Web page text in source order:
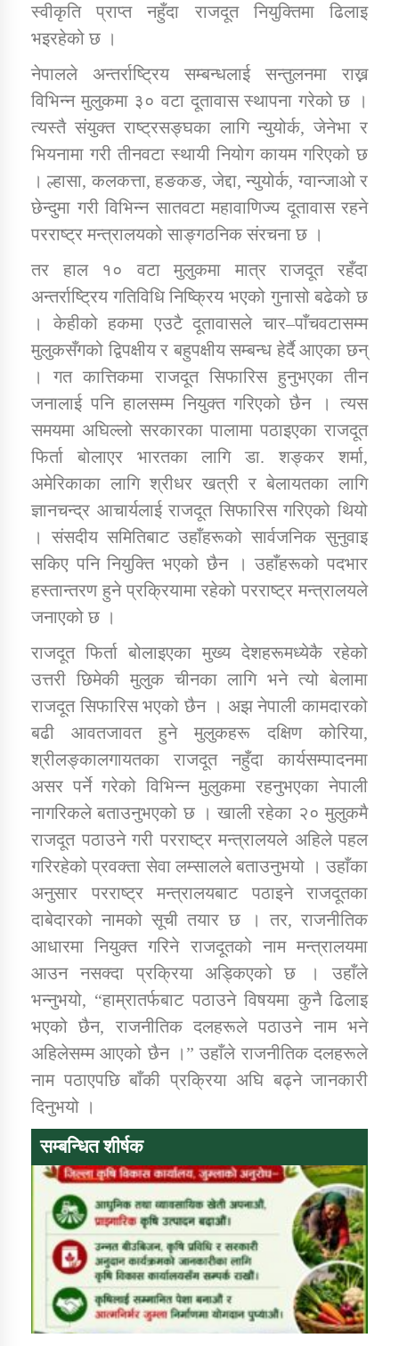
तातोपानी गाउँपालिकाको न्यायिक समिति सम्बन्धी सन्देश
तातोपानी गाउँपालिका जुम्लाको महिला तथा लैङ्गिक हिंसा
सम्बन्धी सूचना सन्देश
सन्देश
तातोपानी गाउँपालिका जुम्लाको बालविवाह सन्देश
तातोपानी गाउँपालिका जुम्लाको सूचना
तातोपानी गाउँपालिका जुम्लाको सूचना
स्वीकृति प्राप्त नहुँदा राजदूत नियुक्तिमा ढिलाइ
भइरहेको छ ।
नेपालले अन्तर्राष्ट्रिय सम्बन्धलाई सन्तुलनमा राख्न
विभिन्न मुलुकमा ३० वटा दूतावास स्थापना गरेको छ ।
त्यस्तै संयुक्त राष्ट्रसङ्घका लागि न्युयोर्क, जेनेभा र
भियनामा गरी तीनवटा स्थायी नियोग कायम गरिएको छ
। ल्हासा, कलकत्ता, हङकङ, जेद्दा, न्युयोर्क, ग्वान्जाओ र
छेन्दुमा गरी विभिन्न सातवटा महावाणिज्य दूतावास रहने
परराष्ट्र मन्त्रालयको साङ्गठनिक संरचना छ ।
तर हाल १० वटा मुलुकमा मात्र राजदूत रहँदा
अन्तर्राष्ट्रिय गतिविधि निष्क्रिय भएको गुनासो बढेको छ
। केहीको हकमा एउटै दूतावासले चार–पाँचवटासम्म
मुलुकसँगको द्विपक्षीय र बहुपक्षीय सम्बन्ध हेर्दै आएका छन्
। गत कात्तिकमा राजदूत सिफारिस हुनुभएका तीन
जनालाई पनि हालसम्म नियुक्त गरिएको छैन । त्यस
समयमा अघिल्लो सरकारका पालामा पठाइएका राजदूत
फिर्ता बोलाएर भारतका लागि डा. शङ्कर शर्मा,
अमेरिकाका लागि श्रीधर खत्री र बेलायतका लागि
ज्ञानचन्द्र आचार्यलाई राजदूत सिफारिस गरिएको थियो
। संसदीय समितिबाट उहाँहरूको सार्वजनिक सुनुवाइ
सकिए पनि नियुक्ति भएको छैन । उहाँहरूको पदभार
हस्तान्तरण हुने प्रक्रियामा रहेको परराष्ट्र मन्त्रालयले
जनाएको छ ।
राजदूत फिर्ता बोलाइएका मुख्य देशहरूमध्येकै रहेको
उत्तरी छिमेकी मुलुक चीनका लागि भने त्यो बेलामा
राजदूत सिफारिस भएको छैन । अझ नेपाली कामदारको
बढी आवतजावत हुने मुलुकहरू दक्षिण कोरिया,
श्रीलङ्कालगायतका राजदूत नहुँदा कार्यसम्पादनमा
असर पर्ने गरेको विभिन्न मुलुकमा रहनुभएका नेपाली
नागरिकले बताउनुभएको छ । खाली रहेका २० मुलुकमै
राजदूत पठाउने गरी परराष्ट्र मन्त्रालयले अहिले पहल
गरिरहेको प्रवक्ता सेवा लम्सालले बताउनुभयो । उहाँका
अनुसार परराष्ट्र मन्त्रालयबाट पठाइने राजदूतका
दाबेदारको नामको सूची तयार छ । तर, राजनीतिक
आधारमा नियुक्त गरिने राजदूतको नाम मन्त्रालयमा
आउन नसक्दा प्रक्रिया अड्किएको छ । उहाँले
भन्नुभयो, “हाम्रातर्फबाट पठाउने विषयमा कुनै ढिलाइ
भएको छैन, राजनीतिक दलहरूले पठाउने नाम भने
अहिलेसम्म आएको छैन ।” उहाँले राजनीतिक दलहरूले
नाम पठाएपछि बाँकी प्रक्रिया अघि बढ्ने जानकारी
दिनुभयो ।
सम्बन्धित शीर्षक